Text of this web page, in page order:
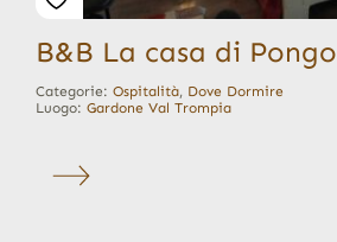
B&B La casa di Pongo
Categorie: Ospitalità, Dove Dormire
Luogo: Gardone Val Trompia